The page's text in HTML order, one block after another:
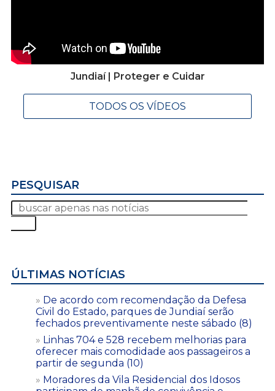
Jundiaí | Proteger e Cuidar
TODOS OS VÍDEOS
PESQUISAR
ÚLTIMAS NOTÍCIAS
De acordo com recomendação da Defesa
Civil do Estado, parques de Jundiaí serão
fechados preventivamente neste sábado (8)
Linhas 704 e 528 recebem melhorias para
oferecer mais comodidade aos passageiros a
partir de segunda (10)
Moradores da Vila Residencial dos Idosos